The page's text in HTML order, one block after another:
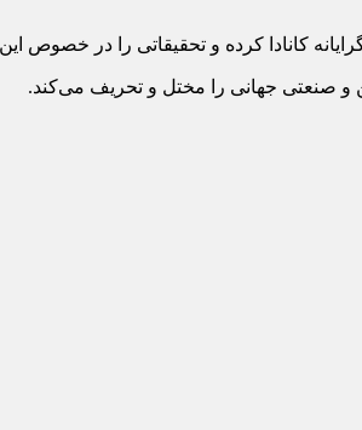
و صنعتی جهانی را مختل و تحریف می‌کند.